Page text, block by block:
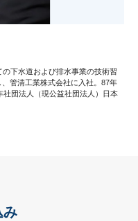
下水道および排水事業の技術習
管清工業株式会社に入社。87年
団法人（現公益社団法人）日本
み